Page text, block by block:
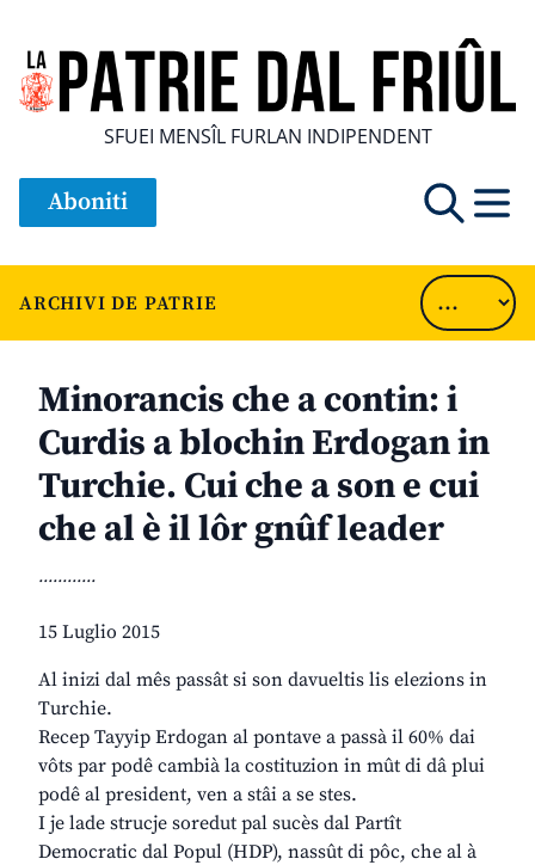
SFUEI MENSÎL FURLAN INDIPENDENT
Aboniti
ARCHIVI DE PATRIE
Minorancis che a contin: i
Curdis a blochin Erdogan in
Turchie. Cui che a son e cui
che al è il lôr gnûf leader
............
15 Luglio 2015
Al inizi dal mês passât si son davueltis lis elezions in
Turchie.
Recep Tayyip Erdogan al pontave a passà il 60% dai
vôts par podê cambià la costituzion in mût di dâ plui
podê al president, ven a stâi a se stes.
I je lade strucje soredut pal sucès dal Partît
Democratic dal Popul (HDP), nassût di pôc, che al à